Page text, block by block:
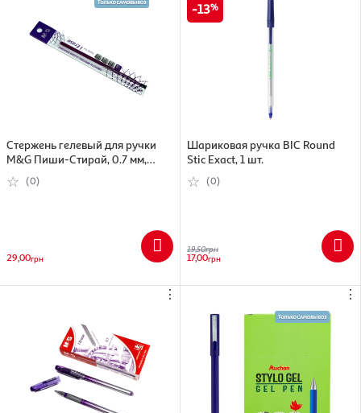
Стержень гелевый для ручки
M&G Пиши-Стирай, 0.7 мм,
фиолетовый
(0)
29,00грн
13
Шариковая ручка BIC Round
Stic Exact, 1 шт.
(0)
19,50грн
17,00грн
⋮ ⋮